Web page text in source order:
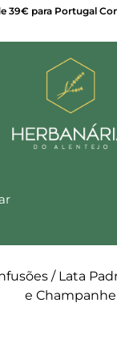
39€ para Portugal
/ Lata
e Champanhe